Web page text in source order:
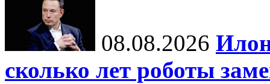
08.08.2026
сколько лет роботы